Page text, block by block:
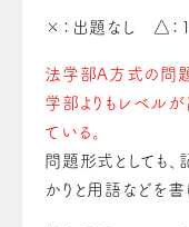
×：出題なし △
法学部A方式の問
学部よりもレベル
ている。
問題形式としても
かりと用語などを書